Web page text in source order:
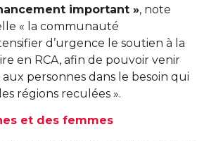
important », note
« la communauté
d’urgence le soutien à la
en RCA, afin de pouvoir venir
personnes dans le besoin qui
régions reculées ».
et des femmes